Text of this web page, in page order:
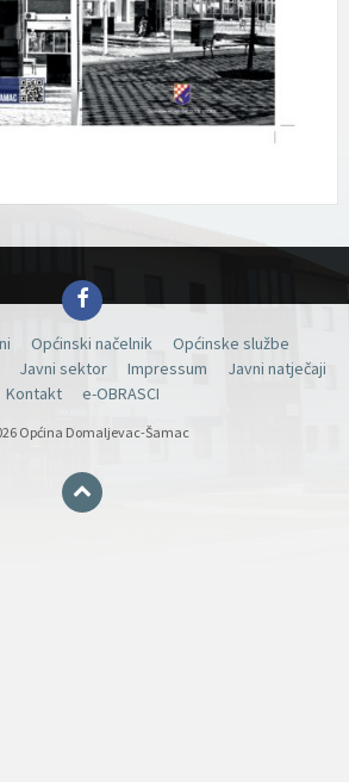
Facebook
Općinski načelnik
Općinske službe
Javni sektor Impressum
Javni natječaji
Kontakt
e-OBRASCI
Općina Domaljevac-Šamac